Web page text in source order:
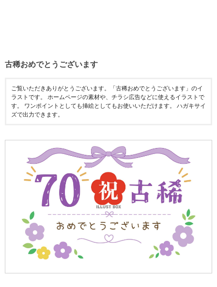
古稀おめでとうございます
ご覧いただきありがとうございます。「古稀おめでとうございます」のイ
ラストです。 ホームページの素材や、チラシ広告などに使えるイラストで
す。 ワンポイントとしても挿絵としてもお使いいただけます。 ハガキサイ
ズで出力できます。